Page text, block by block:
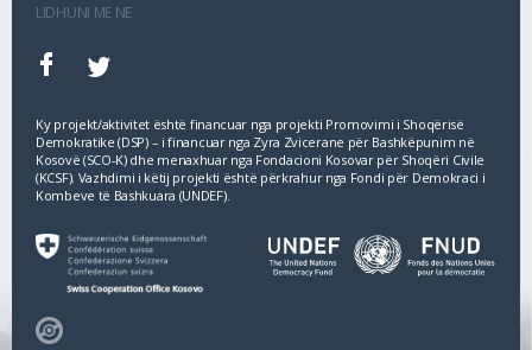
LIDHUNI ME NE
Ky projekt/aktivitet është financuar nga projekti Promovimi i Shoqërisë
Demokratike (DSP) – i financuar nga Zyra Zvicerane për Bashkëpunim në
Kosovë (SCO‐K) dhe menaxhuar nga Fondacioni Kosovar për Shoqëri Civile
(KCSF). Vazhdimi i këtij projekti është përkrahur nga Fondi për Demokraci i
Kombeve të Bashkuara (UNDEF).